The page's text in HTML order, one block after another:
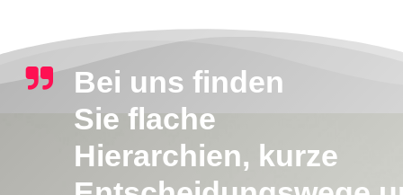
Bei uns finden
Sie flache
Hierarchien, kurze